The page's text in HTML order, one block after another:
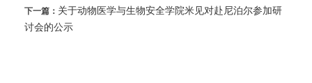
下一篇： 关于动物医学与生物安全学院米见对赴尼泊尔参加研
讨会的公示